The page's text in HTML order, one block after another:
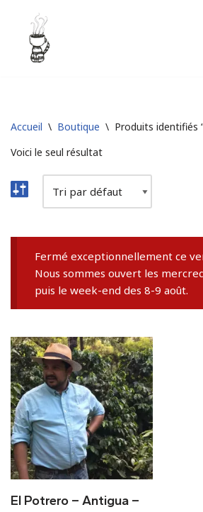
Aller
Accueil \ Boutique \ Produits identifiés
Voici le seul résultat
Fermé exceptionnellement ce
Nous sommes ouvert les
puis le week-end des 8-9 août.
El Potrero – Antigua –